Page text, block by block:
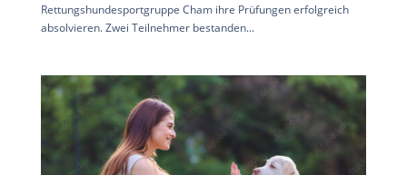
Rettungshundesportgruppe Cham ihre Prüfungen erfolgreich
absolvieren. Zwei Teilnehmer bestanden...